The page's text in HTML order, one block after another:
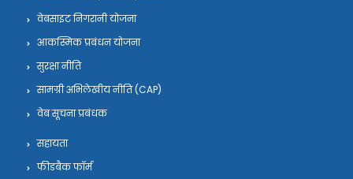
वेबसाइट निगरानी योजना
आकस्मिक प्रबंधन योजना
सुरक्षा नीति
सामग्री अभिलेखीय नीति (CAP)
वेब सूचना प्रबंधक
सहायता
फीडबैक फॉर्म